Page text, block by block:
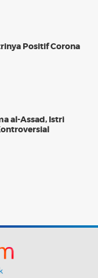
Positif Corona
al-Assad, Istri